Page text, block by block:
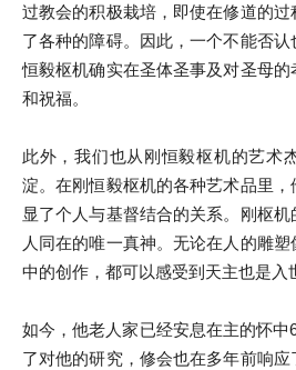
过教会的积极栽培，即使在修道的
了各种的障碍。因此，一个不能否认
恒毅枢机确实在圣体圣事及对圣母
和祝福。
此外，我们也从刚恒毅枢机的艺术
淀。在刚恒毅枢机的各种艺术品里
显了个人与基督结合的关系。刚枢
人同在的唯一真神。无论在人的雕
中的创作，都可以感受到天主也是入
如今，他老人家已经安息在主的怀
了对他的研究，修会也在多年前响